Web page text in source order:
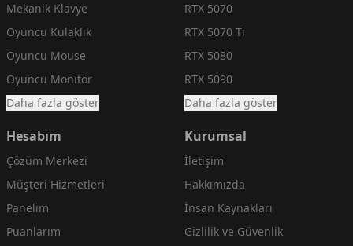
Mekanik Klavye
Oyuncu Kulaklık
Oyuncu Mouse
Oyuncu Monitör
Daha fazla göster
RTX 5070
RTX 5070 Ti
RTX 5080
RTX 5090
Daha fazla göster
Hesabım
Çözüm Merkezi
Müşteri Hizmetleri
Panelim
Puanlarım
Kurumsal
İletişim
Hakkımızda
İnsan Kaynakları
Gizlilik ve Güvenlik